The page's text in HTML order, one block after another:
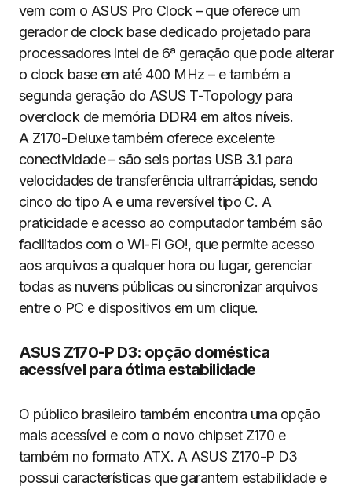
vem com o ASUS Pro Clock – que oferece um
gerador de clock base dedicado projetado para
processadores Intel de 6ª geração que pode alterar
o clock base em até 400 MHz – e também a
segunda geração do ASUS T-Topology para
overclock de memória DDR4 em altos níveis.
A Z170-Deluxe também oferece excelente
conectividade – são seis portas USB 3.1 para
velocidades de transferência ultrarrápidas, sendo
cinco do tipo A e uma reversível tipo C. A
praticidade e acesso ao computador também são
facilitados com o Wi-Fi GO!, que permite acesso
aos arquivos a qualquer hora ou lugar, gerenciar
todas as nuvens públicas ou sincronizar arquivos
entre o PC e dispositivos em um clique.
ASUS Z170-P D3: opção doméstica
acessível para ótima estabilidade
O público brasileiro também encontra uma opção
mais acessível e com o novo chipset Z170 e
também no formato ATX. A ASUS Z170-P D3
possui características que garantem estabilidade e